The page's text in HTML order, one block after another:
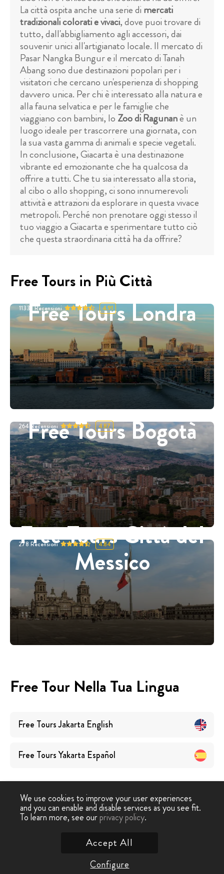
La città ospita anche una serie di mercati
tradizionali colorati e vivaci, dove puoi trovare di
tutto, dall'abbigliamento agli accessori, dai
souvenir unici all'artigianato locale. Il mercato di
Pasar Nangka Bungur e il mercato di Tanah
Abang sono due destinazioni popolari per i
visitatori che cercano un'esperienza di shopping
davvero unica. Per chi è interessato alla natura e
alla fauna selvatica e per le famiglie che
viaggiano con bambini, lo Zoo di Ragunanè un
luogo ideale per trascorrere una giornata, con
la sua vasta gamma di animali e specie vegetali.
In conclusione, Giacarta è una destinazione
vibrante ed emozionante che ha qualcosa da
offrire a tutti. Che tu sia interessato alla storia,
al cibo o allo shopping, ci sono innumerevoli
attività e attrazioni da esplorare in questa vivace
metropoli. Perché non prenotare oggi stesso il
tuo viaggio a Giacarta e sperimentare tutto ciò
che questa straordinaria città ha da offrire?
Free Tours in Più Città
Free Tours Londra
11332Recensioni 4.91
Free Tours Bogotà
264 Recensioni 4.87
Free Tours Città del
Messico
278 Recensioni 4.84
Free Tour Nella Tua Lingua
Free ToursJakarta English
Free ToursYakarta Español
Free Tour › Jakarta
We use cookies to improve your user experiences
and you can enable and disable services as you see fit.
To learn more, see ourprivacy policy.
Configure
Accept All